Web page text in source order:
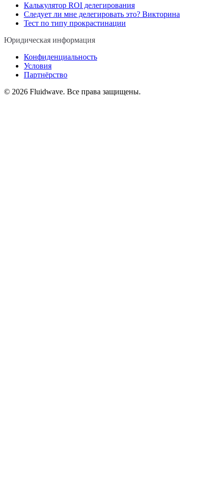
Калькулятор ROI делегирования
Следует ли мне делегировать это? Викторина
Тест по типу прокрастинации
Юридическая информация
Конфиденциальность
Условия
Партнёрство
© 2026 Fluidwave. Все права защищены.